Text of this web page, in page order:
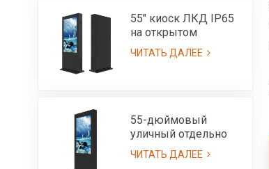
3000 нит - IP65
55" киоск ЛКД IP65
на открытом
воздухе с ультра
высокой яркостью
ЧИТАТЬ ДАЛЕЕ
55-дюймовый
уличный отдельно
стоящий ЖК-экран-
IP55
ЧИТАТЬ ДАЛЕЕ